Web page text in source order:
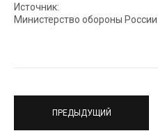
Источник:
Министерство обороны России
ПРЕДЫДУЩИЙ